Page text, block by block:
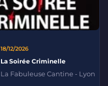
18/12/2026
La Soirée Criminelle
La Fabuleuse Cantine - Lyon